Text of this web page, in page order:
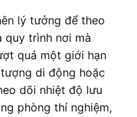
lý tưởng để theo
quy trình nơi mà
quá một giới hạn
di động hoặc
dõi nhiệt độ lưu
phòng thí nghiệm,